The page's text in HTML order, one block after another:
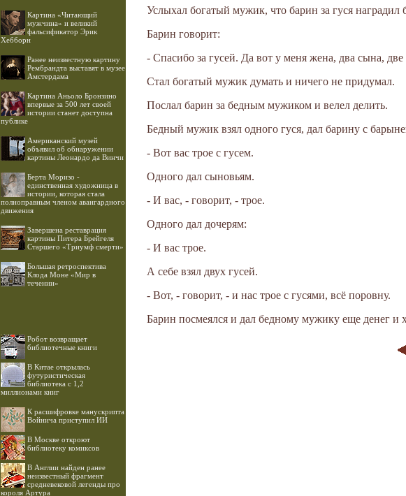
Картина «Читающий
мужчина» и великий
фальсификатор Эрик
Хебборн
Ранее неизвестную картину
Рембрандта выставят в музее
Амстердама
Картина Аньоло Бронзино
впервые за 500 лет своей
истории станет доступна
публике
Американский музей
объявил об обнаружении
картины Леонардо да Винчи
Берта Моризо -
единственная художница в
истории, которая стала
полноправным членом авангардного
движения
Завершена реставрация
картины Питера Брейгеля
Старшего «Триумф смерти»
Большая ретроспектива
Клода Моне «Мир в
течении»
Робот возвращает
библиотечные книги
В Китае открылась
футуристическая
библиотека с 1,2
миллионами книг
К расшифровке манускрипта
Войнича приступил ИИ
В Москве откроют
библиотеку комиксов
В Англии найден ранее
неизвестный фрагмент
средневековой легенды про
короля Артура
Услыхал богатый мужик, что барин за гуся
Барин говорит:
- Спасибо за гусей. Да вот у меня жена, два сына,
Стал богатый мужик думать и ничего не придумал.
Послал барин за бедным мужиком и велел делить.
Бедный мужик взял одного гуся, дал барину с
- Вот вас трое с гусем.
Одного дал сыновьям.
- И вас, - говорит, - трое.
Одного дал дочерям:
- И вас трое.
А себе взял двух гусей.
- Вот, - говорит, - и нас трое с гусями, всё поровну.
Барин посмеялся и дал бедному мужику еще денег и